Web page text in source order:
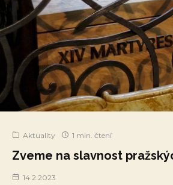
Aktuality 1 min. čtení
Zveme na slavnost
14.2.2023